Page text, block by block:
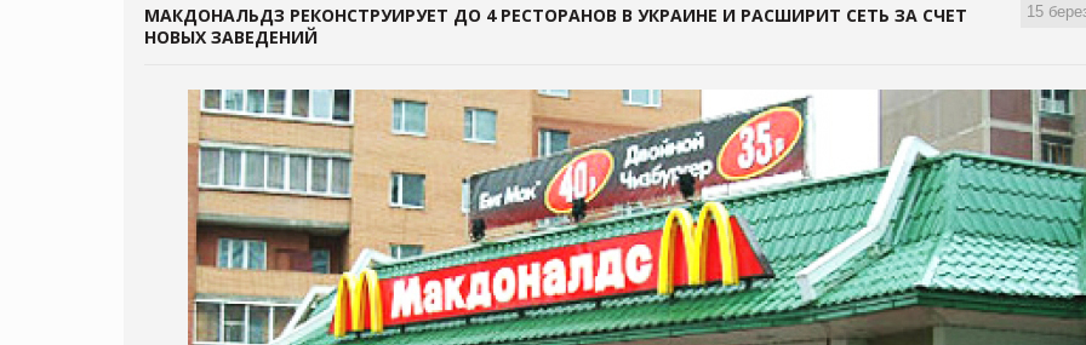
15
МАКДОНАЛЬДЗ РЕКОНСТРУИРУЕТ ДО 4 РЕСТОРАНОВ В УКРАИНЕ И РАСШИРИТ СЕТЬ ЗА СЧЕТ
НОВЫХ ЗАВЕДЕНИЙ